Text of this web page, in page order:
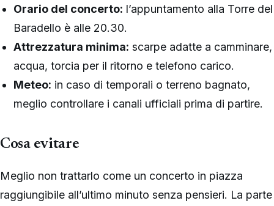
Orario del concerto: l’appuntamento alla Torre del
Baradello è alle 20.30.
Attrezzatura minima: scarpe adatte a camminare,
acqua, torcia per il ritorno e telefono carico.
Meteo: in caso di temporali o terreno bagnato,
meglio controllare i canali ufficiali prima di partire.
Cosa evitare
Meglio non trattarlo come un concerto in piazza
raggiungibile all’ultimo minuto senza pensieri. La parte